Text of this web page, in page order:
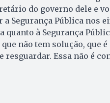
do governo dele e
a Segurança Pública nos
quanto à Segurança
não tem solução, que
resguardar. Essa não é